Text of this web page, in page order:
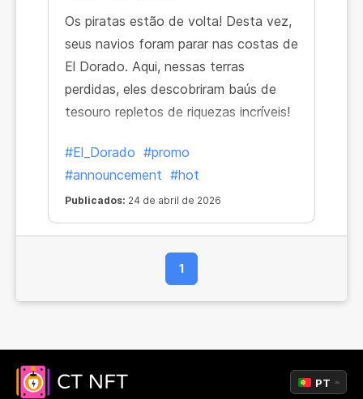
Os piratas estão de volta! Desta vez,
seus navios foram parar nas costas de
El Dorado. Aqui, nessas terras
perdidas, eles descobriram baús de
tesouro repletos de riquezas incríveis!
#El_Dorado #promo
#announcement #hot
Publicados: 24 de abril de 2026
1
PT